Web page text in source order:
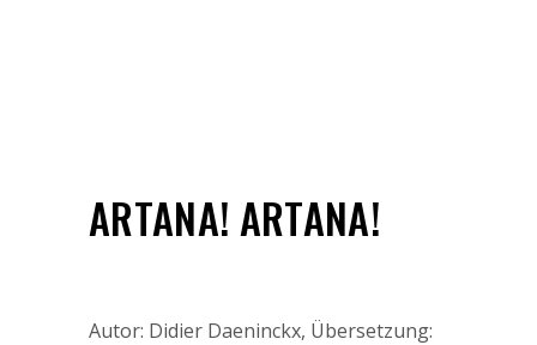
ARTANA! ARTANA!
Autor: Didier Daeninckx, Übersetzung: